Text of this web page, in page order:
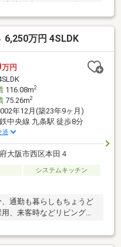
車庫スペースあり・前面道
分約16条あり・1，2階部分
室内大変綺麗にお使いです
ｍ・ラ・ムー此花店ま
ーソン西九条二丁目店まで
この花高等学校まで
6,250万円 4SLDK
万円
116.08m2
75.26m2
年12月(築23年9ヶ月)
中央線 九条駅 徒歩8分
通
大阪市西区本田４
システムキッチン
通勤も暮らしもちょうど
、来客時などリビングに